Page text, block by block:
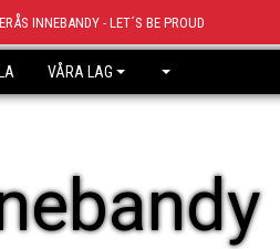
INNEBANDY - LET´S BE PROUD
VÅRA LAG